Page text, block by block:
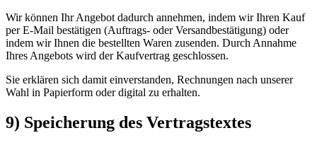
Wir können Ihr Angebot dadurch annehmen, indem wir Ihren Kauf
per E-Mail bestätigen (Auftrags- oder Versandbestätigung) oder
indem wir Ihnen die bestellten Waren zusenden. Durch Annahme
Ihres Angebots wird der Kaufvertrag geschlossen.
Sie erklären sich damit einverstanden, Rechnungen nach unserer
Wahl in Papierform oder digital zu erhalten.
9) Speicherung des Vertragstextes